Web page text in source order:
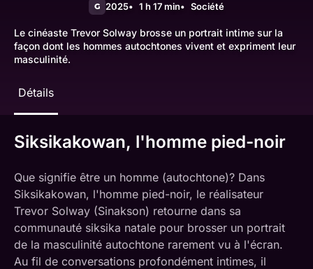
G 2025 1 h 17 min Société
Le cinéaste Trevor Solway brosse un portrait intime sur la
façon dont les hommes autochtones vivent et expriment leur
masculinité.
Détails
Siksikakowan, l'homme pied-noir
Que signifie être un homme (autochtone)? Dans
Siksikakowan, l'homme pied-noir, le réalisateur
Trevor Solway (Sinakson) retourne dans sa
communauté siksika natale pour brosser un portrait
de la masculinité autochtone rarement vu à l'écran.
Au fil de conversations profondément intimes, il